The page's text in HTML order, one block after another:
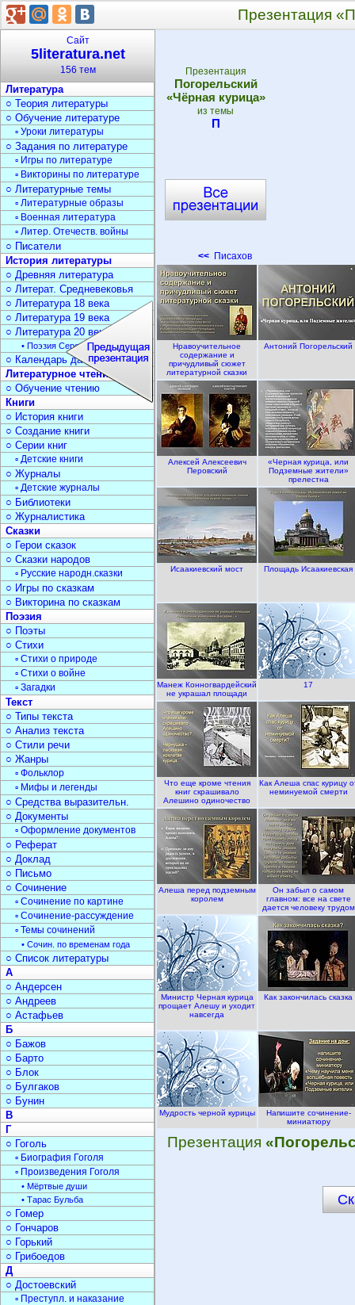
Презентация
Презентация
Погорельский
«Чёрная курица»
из темы
П
<< Писахов
Нравоучительное
содержание и
причудливый сюжет
литературной сказки
Антоний Погорельский
Алексей Алексеевич
Перовский
«Черная курица, или
Подземные жители»
прелестна
Исаакиевский мост Площадь Исаакиевская
Манеж Конногвардейский
не украшал площади
17
Что еще кроме чтения
книг скрашивало
Алешино одиночество
Как Алеша спас курицу
неминуемой смерти
Алеша перед подземным
королем
Он забыл о самом
главном: все на свете
дается человеку трудом
Министр Черная курица
прощает Алешу и уходит
навсегда
Как закончилась сказка
Мудрость черной курицы
Напишите сочинение-
миниатюру
Презентация
Сайт
5literatura.net
156 тем
Литература
○ Теория литературы
○ Обучение литературе
▫ Уроки литературы
○ Задания по литературе
▫ Игры по литературе
▫ Викторины по литературе
○ Литературные темы
▫ Литературные образы
▫ Военная литература
▫ Литер. Отечеств. войны
○ Писатели
История литературы
○ Древняя литература
○ Литерат. Средневековья
○ Литература 18 века
○ Литература 19 века
○ Литература 20 века
• Поэзия Серебрян. века
○ Календарь дат
Литературное чтение
○ Обучение чтению
Книги
○ История книги
○ Создание книги
○ Серии книг
▫ Детские книги
○ Журналы
▫ Детские журналы
○ Библиотеки
○ Журналистика
Сказки
○ Герои сказок
○ Сказки народов
▫ Русские народн.сказки
○ Игры по сказкам
○ Викторина по сказкам
Поэзия
○ Поэты
○ Стихи
▫ Стихи о природе
▫ Стихи о войне
▫ Загадки
Текст
○ Типы текста
○ Анализ текста
○ Стили речи
○ Жанры
▫ Фольклор
▫ Мифы и легенды
○ Средства выразительн.
○ Документы
▫ Оформление документов
○ Реферат
○ Доклад
○ Письмо
○ Сочинение
▫ Сочинение по картине
▫ Сочинение-рассуждение
▫ Темы сочинений
• Сочин. по временам года
○ Список литературы
А
○ Андерсен
○ Андреев
○ Астафьев
Б
○ Бажов
○ Барто
○ Блок
○ Булгаков
○ Бунин
В
Г
○ Гоголь
▫ Биография Гоголя
▫ Произведения Гоголя
• Мёртвые души
• Тарас Бульба
○ Гомер
○ Гончаров
○ Горький
○ Грибоедов
Д
○ Достоевский
▫ Преступл. и наказание